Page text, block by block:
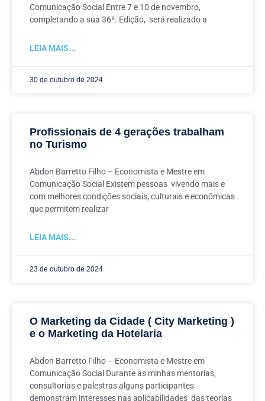
Comunicação Social Entre 7 e 10 de novembro,
completando a sua 36ª. Edição, será realizado a
LEIA MAIS...
30 de outubro de 2024
Profissionais de 4 gerações trabalham
no Turismo
Abdon Barretto Filho – Economista e Mestre em
Comunicação Social Existem pessoas vivendo mais e
com melhores condições sociais, culturais e econômicas
que permitem realizar
LEIA MAIS...
23 de outubro de 2024
O Marketing da Cidade ( City Marketing )
e o Marketing da Hotelaria
Abdon Barretto Filho – Economista e Mestre em
Comunicação Social Durante as minhas mentorias,
consultorias e palestras alguns participantes
demonstram interesses nas aplicabilidades das teorias